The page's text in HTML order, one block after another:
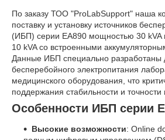
По заказу ТОО "ProLabSupport" наша
поставку и установку источников
(ИБП) серии EA890 мощностью 30
10 kVA со встроенными
Данные ИБП специально разработаны
бесперебойного электропитания
медицинского оборудования, что
поддержания стабильности и точности
Особенности ИБП серии
Высокие возможности: Online